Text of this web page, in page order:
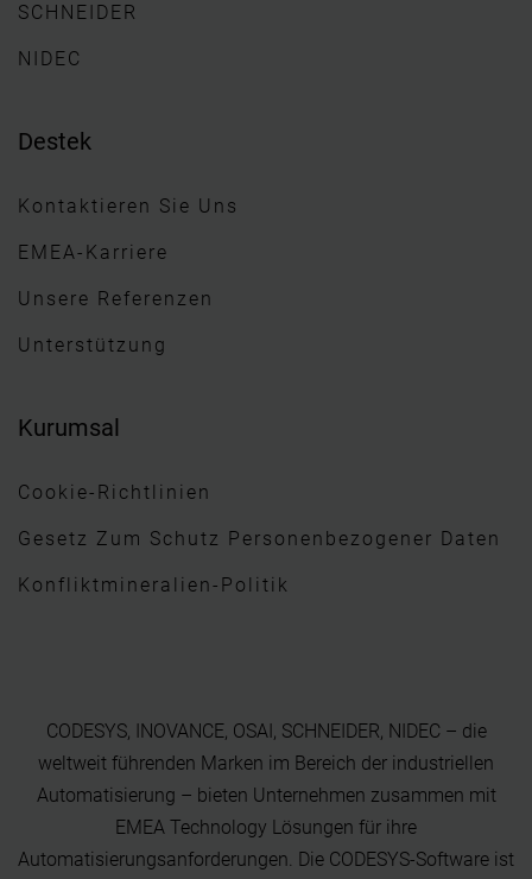
SCHNEIDER
NIDEC
Destek
Kontaktieren Sie Uns
EMEA-Karriere
Unsere Referenzen
Unterstützung
Kurumsal
Cookie-Richtlinien
Gesetz Zum Schutz Personenbezogener Daten
Konfliktmineralien-Politik
CODESYS, INOVANCE, OSAI, SCHNEIDER, NIDEC – die
weltweit führenden Marken im Bereich der industriellen
Automatisierung – bieten Unternehmen zusammen mit
EMEA Technology Lösungen für ihre
Automatisierungsanforderungen. Die CODESYS-Software ist